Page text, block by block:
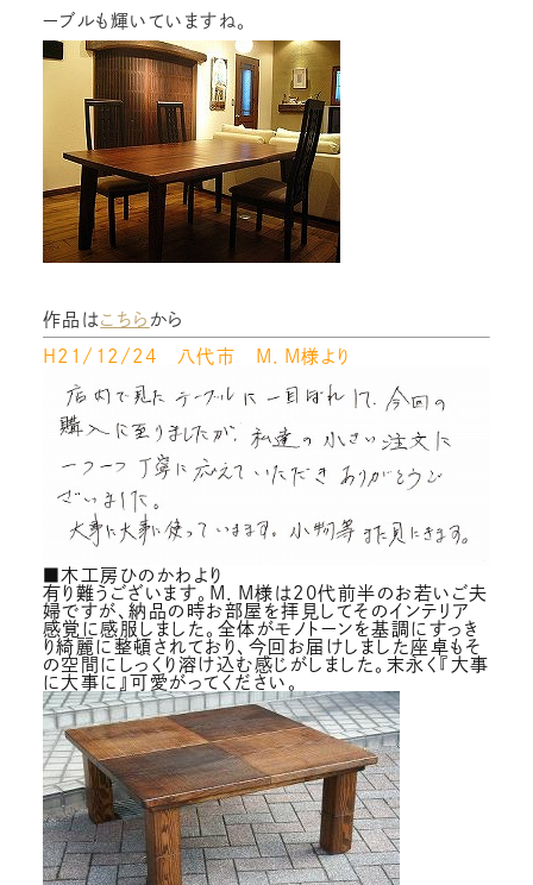
ーブルも輝いていますね。
作品は こちら から
H２１/１２/２４ 八代市 M．M様より
■木工房ひのかわより
有り難うございます。M．M様は20代前半のお若いご夫
婦ですが、納品の時お部屋を拝見してそのインテリア
感覚に感服しました。全体がモノトーンを基調にすっき
り綺麗に整頓されており、今回お届けしました座卓もそ
の空間にしっくり溶け込む感じがしました。末永く『大事
に大事に』可愛がってください。